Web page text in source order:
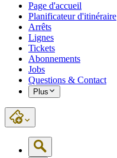
Page d'accueil
Planificateur d'itinéraire
Arrêts
Lignes
Tickets
Abonnements
Jobs
Questions & Contact
Plus